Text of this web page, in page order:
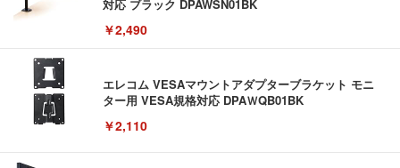
対応 ブラック DPAWSN01BK
￥2,490
エレコム VESAマウントアダプターブラケット モニ
ター用 VESA規格対応 DPAＷQB01BK
￥2,110